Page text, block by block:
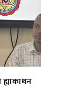
ह्याकाथन